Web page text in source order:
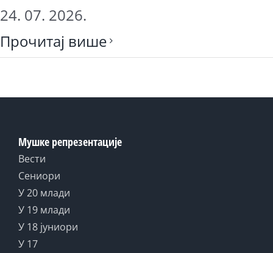
24. 07. 2026.
Прочитај више
Мушке репрезентације
Вести
Сениори
У 20 млади
У 19 млади
У 18 јуниори
У 17